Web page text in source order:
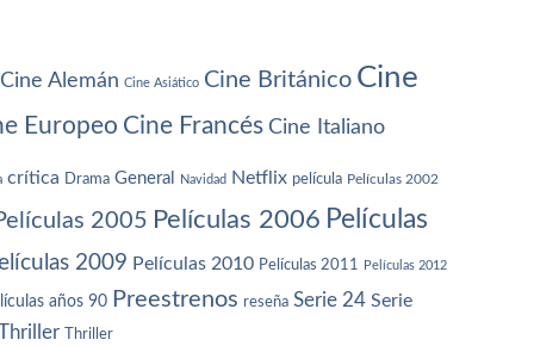
Cine Alemán Cine Asiático Cine Británico Cine
Europeo Cine Francés Cine Italiano
crítica Drama General Navidad Netflix película Películas 2002
2005 Películas 2006 Películas
2009 Películas 2010 Películas 2011 Películas 2012
años 90 Preestrenos reseña Serie 24 Serie
Thriller